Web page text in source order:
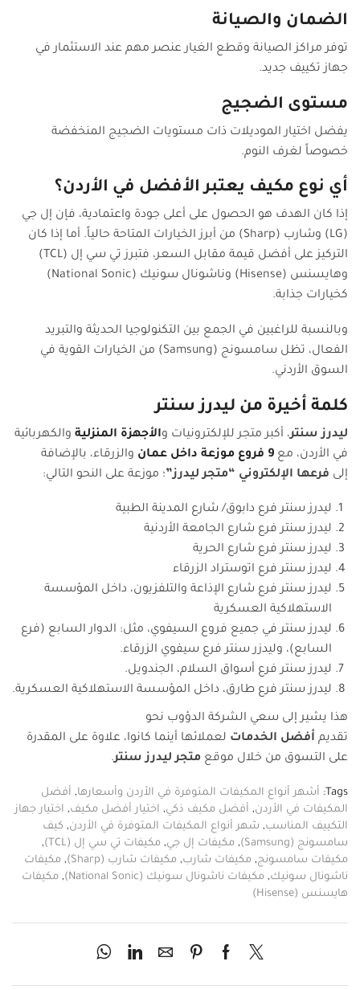
الضمان والصيانة
توفر مراكز الصيانة وقطع الغيار عنصر مهم عند الاستثمار في
جهاز تكييف جديد.
مستوى الضجيج
يفضل اختيار الموديلات ذات مستويات الضجيج المنخفضة
خصوصاً لغرف النوم.
أي نوع مكيف يعتبر الأفضل في الأردن؟
إذا كان الهدف هو الحصول على أعلى جودة واعتمادية، فإن إل جي
(LG) وشارب (Sharp) من أبرز الخيارات المتاحة حالياً. أما إذا كان
التركيز على أفضل قيمة مقابل السعر، فتبرز تي سي إل (TCL)
وهايسنس (Hisense) وناشونال سونيك (National Sonic)
كخيارات جذابة.
وبالنسبة للراغبين في الجمع بين التكنولوجيا الحديثة والتبريد
الفعال، تظل سامسونج (Samsung) من الخيارات القوية في
السوق الأردني.
كلمة أخيرة من ليدرز سنتر
ليدرز سنتر، أكبر متجر للإلكترونيات والأجهزة المنزلية والكهربائية
في الأردن، مع 9 فروع موزعة داخل عمان
والزرقاء، بالإضافة
إلى فرعها الإلكتروني “متجر ليدرز”؛ موزعة على النحو التالي:
ليدرز سنتر فرع دابوق/ شارع المدينة الطبية
ليدرز سنتر فرع شارع الجامعة الأردنية
ليدرز سنتر فرع شارع الحرية
ليدرز سنتر فرع اتوستراد الزرقاء
ليدرز سنتر فرع شارع الإذاعة والتلفزيون، داخل المؤسسة
الاستهلاكية العسكرية
ليدرز سنتر في جميع فروع السيفوي، مثل: الدوار السابع (فرع
السابع)، وليدزر سنتر فرع سيفوي الزرقاء.
ليدرز سنتر فرع أسواق السلام، الجندويل.
ليدرز سنتر فرع طارق، داخل المؤسسة الاستهلاكية العسكرية.
هذا يشير إلى سعي الشركة الدؤوب نحو
تقديم أفضل الخدمات لعملائها أينما كانوا، علاوة على المقدرة
على التسوق من خلال موقع متجر ليدرز سنتر.
Tags: أشهر أنواع المكيفات المتوفرة في الأردن وأسعارها, أفضل
المكيفات في الأردن, أفضل مكيف ذكي, اختيار أفضل مكيف, اختيار جهاز
التكييف المناسب, شهر أنواع المكيفات المتوفرة في الأردن, كيف
سامسونج (Samsung)
, مكيفات إل جي, مكيفات تي سي إل (TCL)
,
مكيفات سامسونج, مكيفات شارب, مكيفات شارب (Sharp) , مكيفات
ناشونال سونيك, مكيفات ناشونال سونيك (National Sonic) , مكيفات
هايسنس (Hisense)